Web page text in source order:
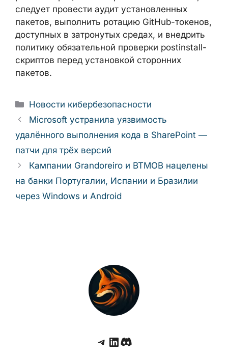
Инцидент с mouse5212-super-formatter
демонстрирует конкретный вектор атаки на
цепочку поставок, нацеленный на данные,
обрабатываемые ИИ-инструментами.
Организациям, использующим Claude AI в
рабочих процессах с npm-зависимостями,
токенов, доступных в затронутых средах, и
внедрить политику обязательной проверки
postinstall-скриптов перед установкой
сторонних пакетов.
Рубрики
Новости кибербезопасности
Microsoft устранила уязвимость
Бразилии через Windows и Android